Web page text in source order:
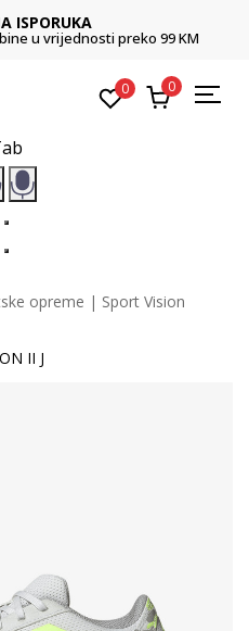
ISPORUKA
u vrijednosti preko 99 KM
0 0
opreme | Sport Vision
II J